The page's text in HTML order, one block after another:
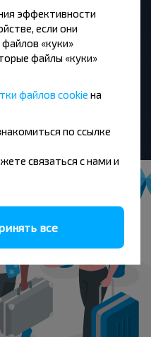
эффективности
если они
«куки»
файлы «куки»
файлов cookie на
по ссылке
связаться с нами и
все